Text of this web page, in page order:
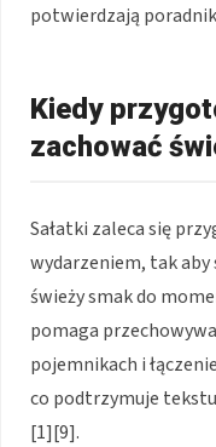
potwierdzają
Kiedy
zachować
Sałatki zaleca się
wydarzeniem, tak aby
świeży smak do
pomaga
pojemnikach i
co podtrzymuje
[1][9].